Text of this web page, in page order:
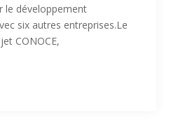
le développement
six autres entreprises.Le
CONOCE,